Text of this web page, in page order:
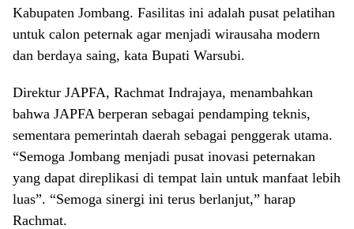
Kabupaten Jombang. Fasilitas ini adalah pusat pelatihan
untuk calon peternak agar menjadi wirausaha modern
dan berdaya saing, kata Bupati Warsubi.
Direktur JAPFA, Rachmat Indrajaya, menambahkan
bahwa JAPFA berperan sebagai pendamping teknis,
sementara pemerintah daerah sebagai penggerak utama.
“Semoga Jombang menjadi pusat inovasi peternakan
yang dapat direplikasi di tempat lain untuk manfaat lebih
luas”. “Semoga sinergi ini terus berlanjut,” harap
Rachmat.